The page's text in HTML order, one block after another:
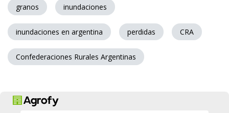
granos inundaciones
inundaciones en argentina perdidas CRA
Confederaciones Rurales Argentinas